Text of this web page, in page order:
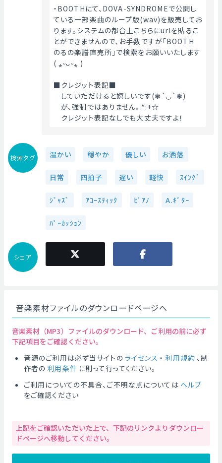
・BOOTHにて、DOVA-SYNDROMEで公開し
ている一部楽曲のループ版(wav)を販売してお
ります。システムの都合上こちらにurlを貼るこ
とができませんので、お手数ですが「BOOTH
のるの楽譜直売所」で検索をお願いいたします
( ⁎ᵕᴗᵕ⁎ )
■クレジット表記■
していただけると嬉しいです(❃´◡`❃)
が、強制ではありません｡.*:+☆
クレジット表記なしでも大丈夫ですよ！
検索タグ 温かい 穏やか 優しい お洒落
日常 四拍子 遅い 軽快 ｽｲﾝｸﾞ
ｼﾞｬｽﾞ ｱｺｰｽﾃｨｯｸ ﾋﾟｱﾉ A.ｷﾞﾀｰ
ﾊﾟｰｶｯｼｮﾝ
シェア
音楽素材ファイルのダウンロードページへ
音楽素材（MP3）ファイルのダウンロード、ご利用の前に必ず
下記項目をご確認ください。
音源のご利用は必ず当サイトの ライセンス ・ 利用規約 、制
作者の 利用条件 に則って行ってください。
ご利用についての不具合、ご不明な点については ヘルプ
をご確認ください
上記をご確認いただいた上で、下記のリンクよりダウンロー
ドページへ移動してください。